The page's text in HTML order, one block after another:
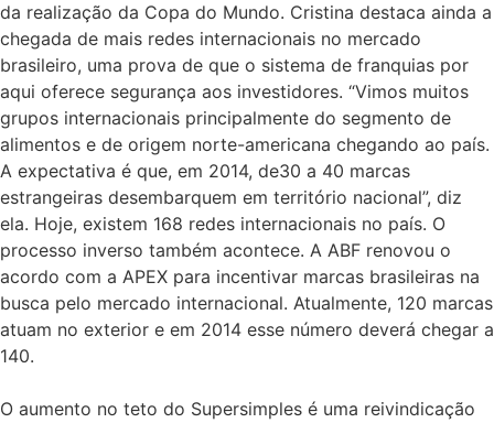
da realização da Copa do Mundo. Cristina destaca ainda a
chegada de mais redes internacionais no mercado
brasileiro, uma prova de que o sistema de franquias por
aqui oferece segurança aos investidores. “Vimos muitos
grupos internacionais principalmente do segmento de
alimentos e de origem norte-americana chegando ao país.
A expectativa é que, em 2014, de30 a 40 marcas
estrangeiras desembarquem em território nacional”, diz
ela. Hoje, existem 168 redes internacionais no país. O
processo inverso também acontece. A ABF renovou o
acordo com a APEX para incentivar marcas brasileiras na
busca pelo mercado internacional. Atualmente, 120 marcas
atuam no exterior e em 2014 esse número deverá chegar a
140.
O aumento no teto do Supersimples é uma reivindicação